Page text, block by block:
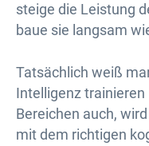
steige die Leistung
baue sie langsam
Tatsächlich weiß
Intelligenz trainieren
Bereichen auch,
mit dem richtigen